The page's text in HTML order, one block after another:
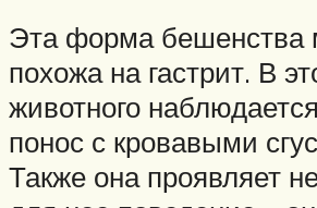
Эта форма бешенства
похожа на гастрит. В
животного
понос с кровавыми
Также она проявляет